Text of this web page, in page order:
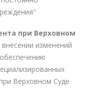
при Верховном
изменений
Верховном Суде